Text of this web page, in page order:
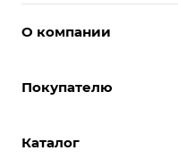
О компании
Условия работы
Отзывы
Покупателю
Вызвать дизайнера
Каталог